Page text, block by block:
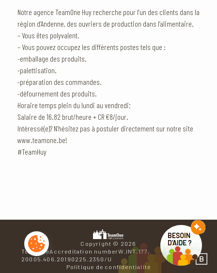
Notre agence TeamOne Huy recherche pour l’un des clients dans la
région d’Andenne, des ouvriers de production dans l’alimentaire.
– Vous êtes polyvalent.
– Vous pouvez occupez les différents postes tels que :
-emballage des produits.
-palettisation.
-préparation des commandes.
-défournement des produits.
Horaire temps plein du lundi au vendredi;
Salaire de 16.82 brut/heure + CR €8/jour.
Intéressé(e)? N’hésitez pas à postuler directement sur notre site
www.teamone.be!
#TeamHuy
Copyright © 2026
TeamOneAccreditation numberW.INT.177,
20005.406.20190225,2350/U
Politique de confidentialité
Se